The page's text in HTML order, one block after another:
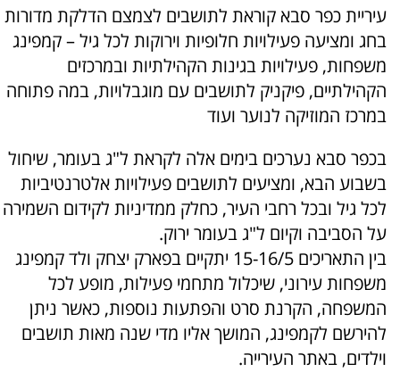
עיריית כפר סבא קוראת לתושבים לצמצם הדלקת מדורות
בחג ומציעה פעילויות חלופיות וירוקות לכל גיל – קמפינג
משפחות, פעילויות בגינות הקהילתיות ובמרכזים
הקהילתיים, פיקניק לתושבים עם מוגבלויות, במה פתוחה
במרכז המוזיקה לנוער ועוד
בכפר סבא נערכים בימים אלה לקראת ל"ג בעומר, שיחול
בשבוע הבא, ומציעים לתושבים פעילויות אלטרנטיביות
לכל גיל ובכל רחבי העיר, כחלק ממדיניות לקידום השמירה
על הסביבה וקיום ל"ג בעומר ירוק.
בין התאריכים 15-16/5 יתקיים בפארק יצחק ולד קמפינג
משפחות עירוני, שיכלול מתחמי פעילות, מופע לכל
המשפחה, הקרנת סרט והפתעות נוספות, כאשר ניתן
להירשם לקמפינג, המושך אליו מדי שנה מאות תושבים
וילדים, באתר העירייה.